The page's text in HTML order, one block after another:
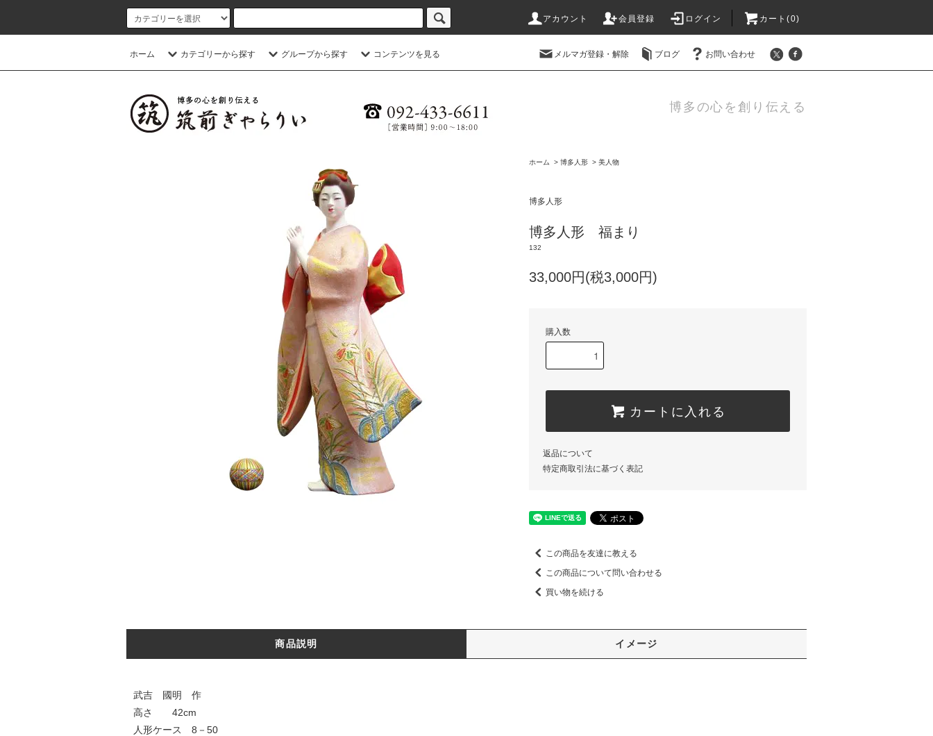
アカウント 会員登録 ログイン カート(0)
ホーム カテゴリーから探す グループから探す コンテンツを見る メルマガ登録・解除 ブログ お問い合わせ
博多の心を創り伝える
ホーム > 博多人形 > 美人物
博多人形
博多人形 福まり
132
33,000円(税3,000円)
購入数
カートに入れる
返品について
特定商取引法に基づく表記
この商品を友達に教える
この商品について問い合わせる
買い物を続ける
商品説明 イメージ
武吉 國明 作
高さ 42cm
人形ケース 8－50